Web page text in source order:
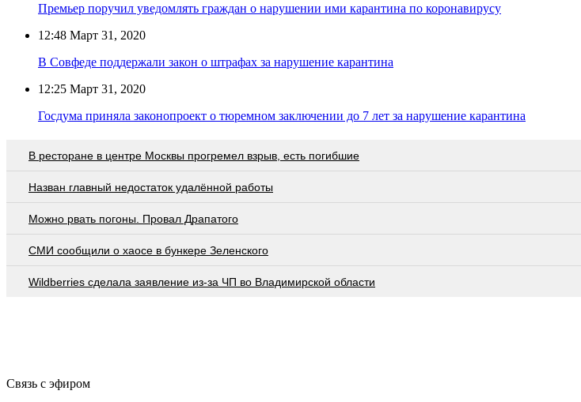
Премьер поручил уведомлять граждан о нарушении ими карантина по коронавирусу
12:48 Март 31, 2020
В Совфеде поддержали закон о штрафах за нарушение карантина
12:25 Март 31, 2020
Госдума приняла законопроект о тюремном заключении до 7 лет за нарушение карантина
В ресторане в центре Москвы прогремел взрыв, есть погибшие
Назван главный недостаток удалённой работы
Можно рвать погоны. Провал Драпатого
СМИ сообщили о хаосе в бункере Зеленского
Wildberries cделала заявление из-за ЧП во Владимирской области
Связь с эфиром